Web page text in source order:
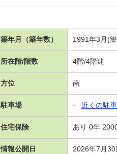
築年月（築年数） 1991年3月(
所在階/階数 4階/4階建
方位 南
駐車場 - 近くの駐
住宅保険 あり 0年
情報公開日 2026年7月30